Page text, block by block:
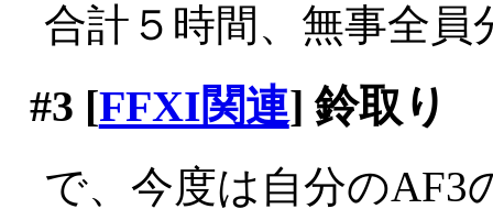
合計５時間、無事全
#3 [FFXI関連] 鈴取り
で、今度は自分のAF3